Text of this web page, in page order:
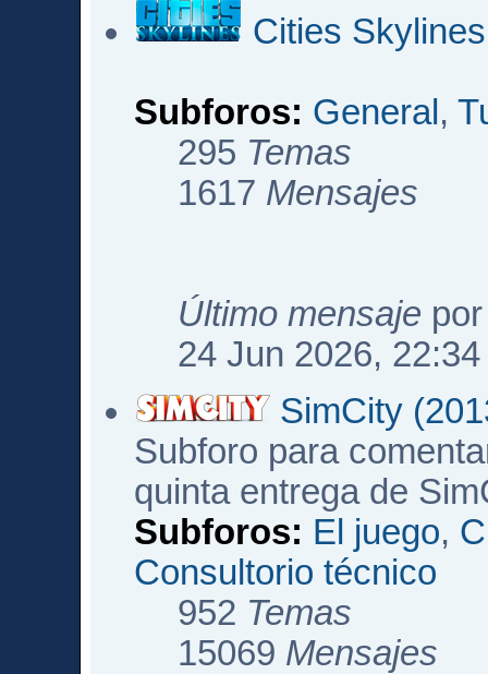
Cities Skylines
Subforos: General ,
295 Temas
1617 Mensajes
Último mensaje
24 Jun 2026, 22:34
SimCity
Subforo para
quinta entrega de
Subforos: El juego,
Consultorio técnico
952 Temas
15069 Mensajes